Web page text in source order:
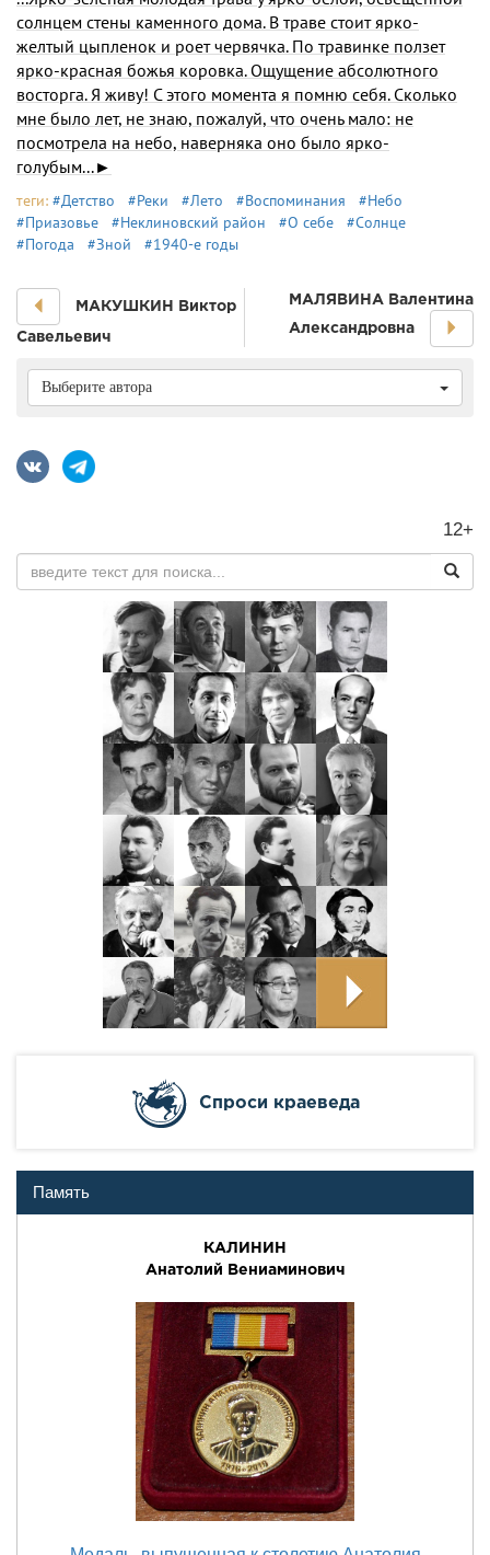
солнцем стены каменного дома. В траве стоит ярко-
желтый цыпленок и роет червячка. По травинке ползет
ярко-красная божья коровка. Ощущение абсолютного
восторга. Я живу! С этого момента я помню себя. Сколько
мне было лет, не знаю, пожалуй, что очень мало: не
посмотрела на небо, наверняка оно было ярко-
голубым...►
теги: #Детство #Реки #Лето #Воспоминания
#Небо
#Приазовье
#Неклиновский район #О себе
#Солнце
#Погода
#Зной #1940-е годы
МАКУШКИН Виктор
Савельевич
МАЛЯВИНА Валентина
Александровна
Выберите автора
12+
Cпроси краеведа
Память
КАЛИНИН
Анатолий Вениаминович